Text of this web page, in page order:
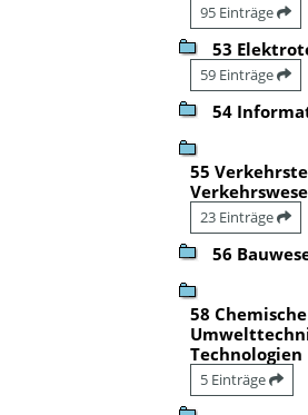
95 Einträge
53
59 Einträge
54
55
23 Einträge
56
58
Technologien
5 Einträge